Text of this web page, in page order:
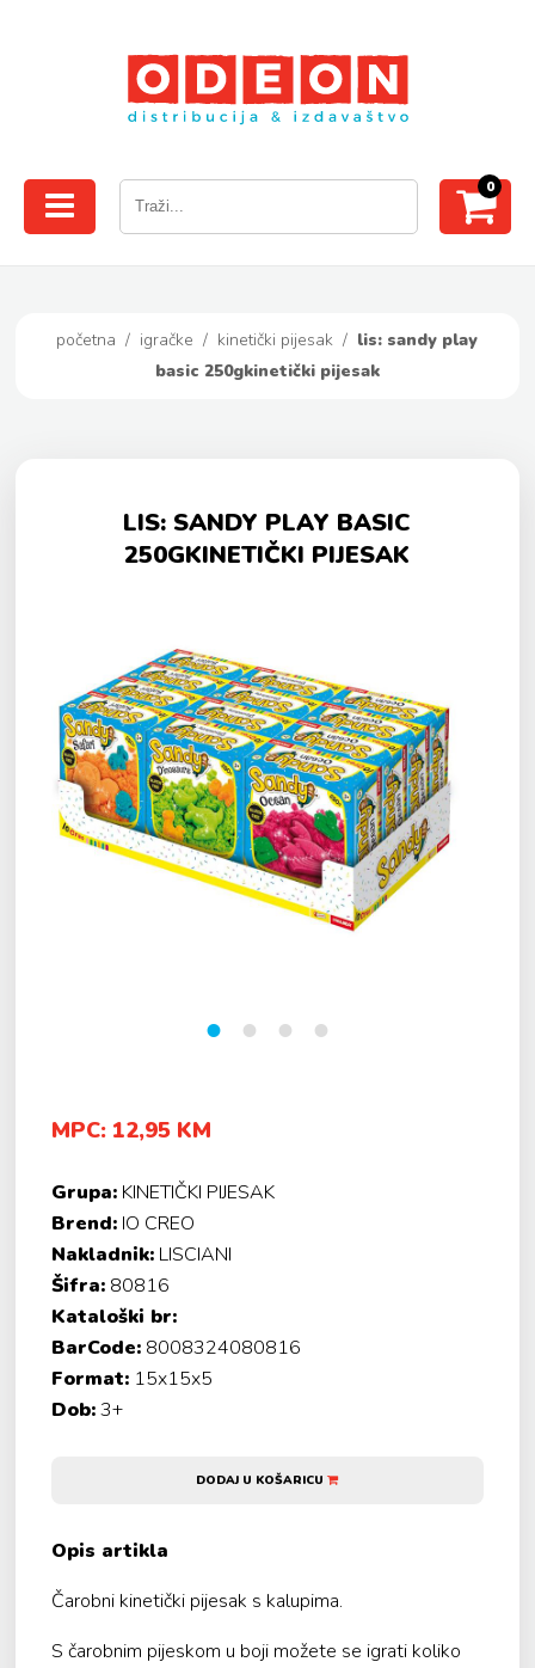
0
početna / igračke / kinetički pijesak / lis: sandy play
basic 250gkinetički pijesak
LIS: SANDY PLAY BASIC
250GKINETIČKI PIJESAK
MPC: 12,95 KM
Grupa: KINETIČKI PIJESAK
Brend: IO CREO
Nakladnik: LISCIANI
Šifra: 80816
Kataloški br:
BarCode: 8008324080816
Format: 15x15x5
Dob:3+
DODAJ U KOŠARICU
Opis artikla
Čarobni kinetički pijesak s kalupima.
S čarobnim pijeskom u boji možete se igrati koliko